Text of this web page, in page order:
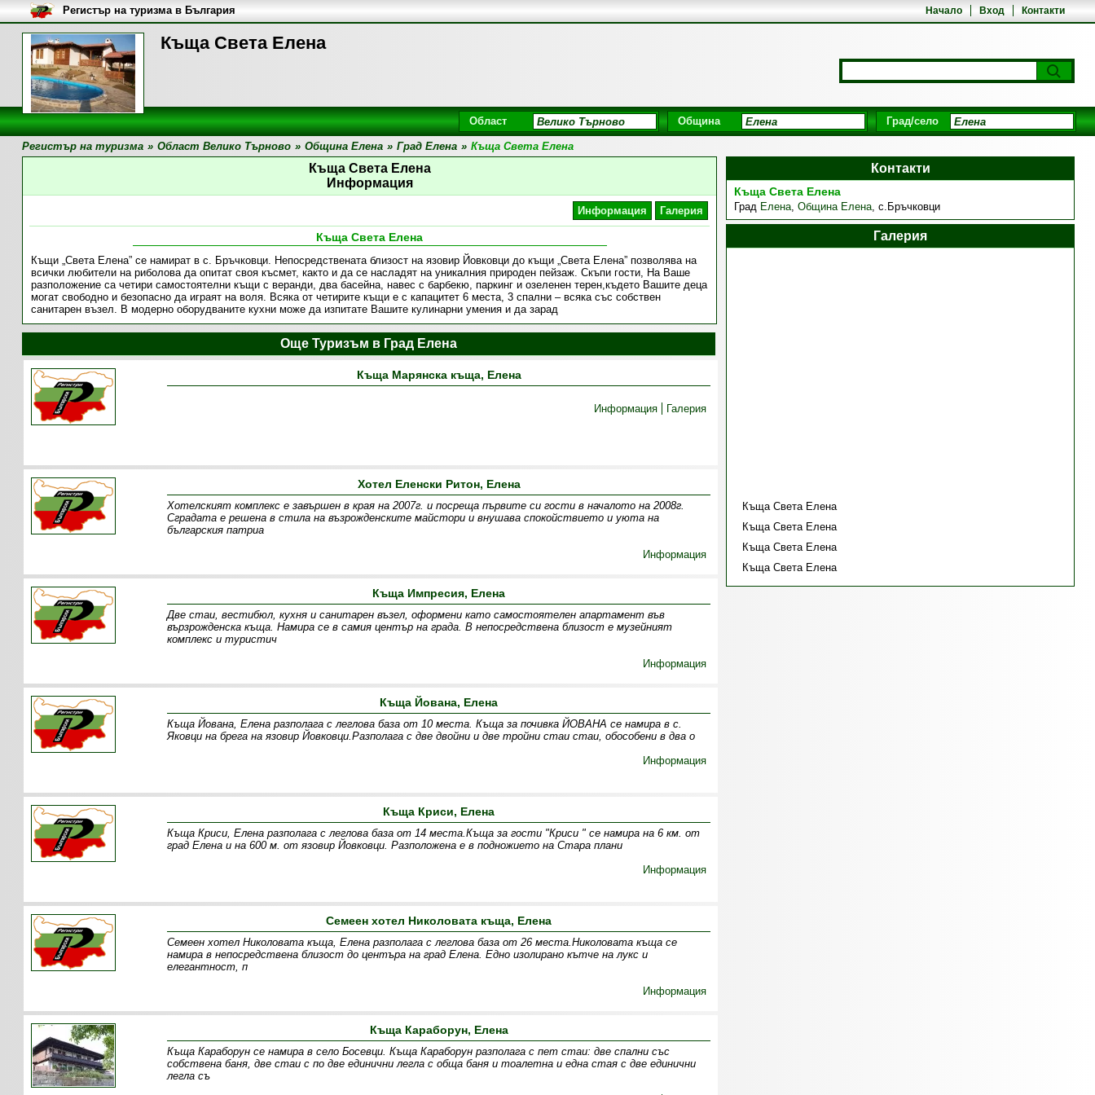
Къща Света Елена
Начало Вход Контакти
Регистър на туризма в България
Област Община Град/село
Регистър на туризма » Област Велико Търново » Община Елена » Град Елена » Къща Света Елена
Къща Света Елена
Информация
Информация Галерия
Къща Света Елена
Къщи „Света Елена” се намират в с. Бръчковци. Непосредствената близост на язовир Йовковци до къщи „Света Елена” позволява на
всички любители на риболова да опитат своя късмет, както и да се насладят на уникалния природен пейзаж. Скъпи гости, На Ваше
разположение са четири самостоятелни къщи с веранди, два басейна, навес с барбекю, паркинг и озеленен терен,където Вашите деца
могат свободно и безопасно да играят на воля. Всяка от четирите къщи е с капацитет 6 места, 3 спални – всяка със собствен
санитарен възел. В модерно оборудваните кухни може да изпитате Вашите кулинарни умения и да зарад
Контакти
Къща Света Елена
Град Елена, Община Елена, с.Бръчковци
Галерия
Къща Света Елена
Къща Света Елена
Къща Света Елена
Къща Света Елена
Още Туризъм в Град Елена
Къща Марянска къща, Елена
Информация Галерия
Хотел Еленски Ритон, Елена
Хотелският комплекс е завършен в края на 2007г. и посреща първите си гости в началото на 2008г.
Сградата е решена в стила на възрожденските майстори и внушава спокойствието и уюта на
българския патриа
Информация
Къща Импресия, Елена
Две стаи, вестибюл, кухня и санитарен възел, оформени като самостоятелен апартамент във
вързрожденска къща. Намира се в самия център на града. В непосредствена близост е музейният
комплекс и туристич
Информация
Къща Йована, Елена
Къща Йована, Елена разполага с леглова база от 10 места. Къща за почивка ЙОВАНА се намира в с.
Яковци на брега на язовир Йовковци.Разполага с две двойни и две тройни стаи стаи, обособени в два о
Информация
Къща Криси, Елена
Къща Криси, Елена разполага с леглова база от 14 места.Къща за гости "Криси " се намира на 6 км. от
град Елена и на 600 м. от язовир Йовковци. Разположена е в подножието на Стара плани
Информация
Семеен хотел Николовата къща, Елена
Семеен хотел Николовата къща, Елена разполага с леглова база от 26 места.Николовата къща се
намира в непосредствена близост до центъра на град Елена. Едно изолирано кътче на лукс и
елегантност, п
Информация
Къща Караборун, Елена
Къща Караборун се намира в село Босевци. Къща Караборун разполага с пет стаи: две спални със
собствена баня, две стаи с по две единични легла с обща баня и тоалетна и една стая с две единични
легла съ